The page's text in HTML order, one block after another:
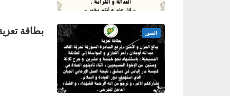
الصور بطاقة